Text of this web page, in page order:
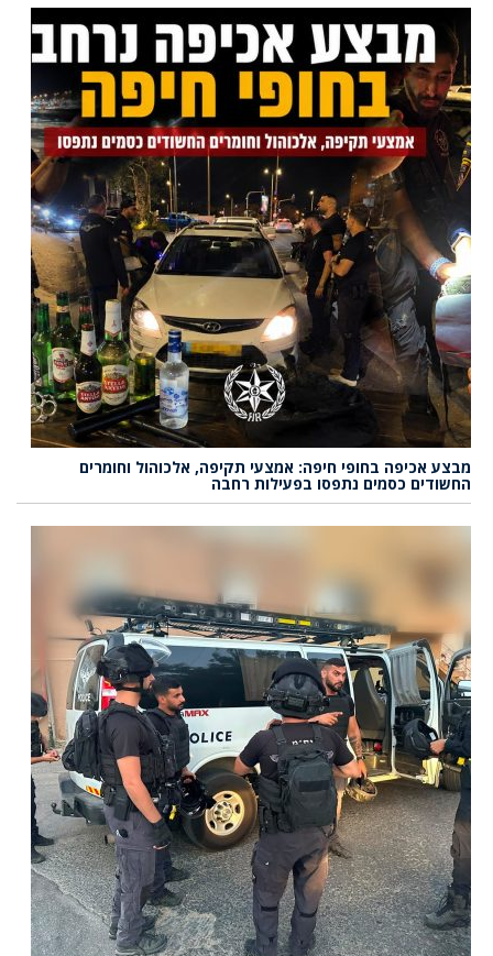
מבצע אכיפה בחופי חיפה: אמצעי תקיפה, אלכוהול וחומרים
החשודים כסמים נתפסו בפעילות רחבה